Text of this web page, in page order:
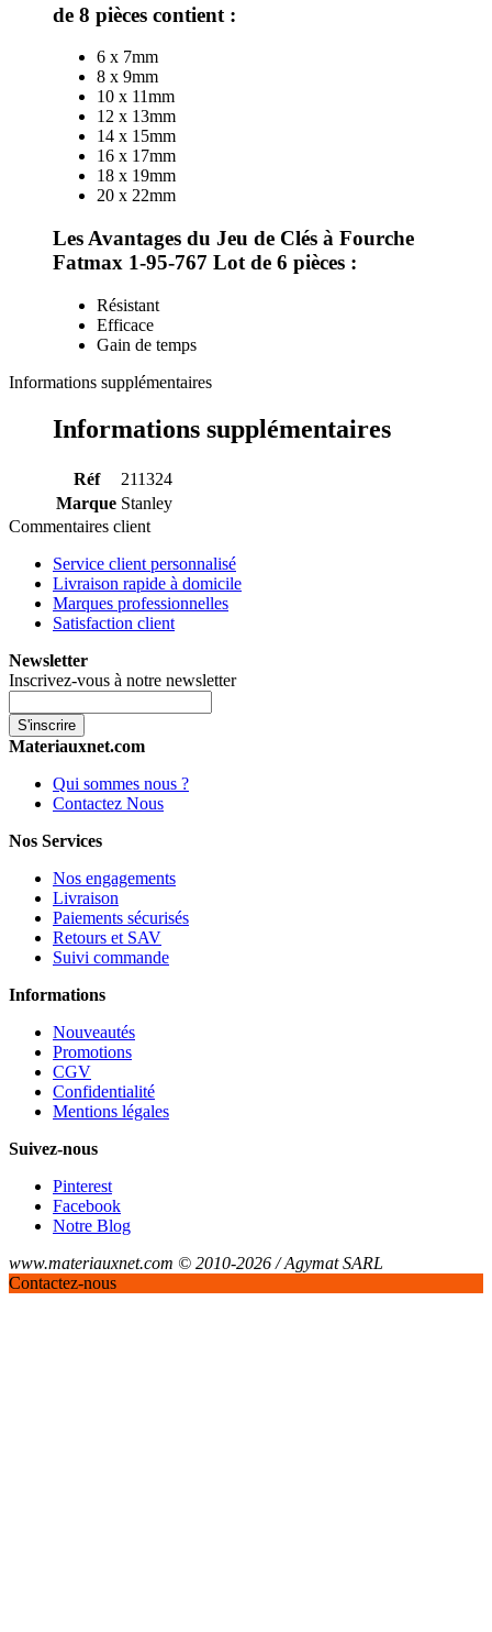
de 8 pièces contient :
6 x 7mm
8 x 9mm
10 x 11mm
12 x 13mm
14 x 15mm
16 x 17mm
18 x 19mm
20 x 22mm
Les Avantages du Jeu de Clés à Fourche
Fatmax 1-95-767 Lot de 6 pièces :
Résistant
Efficace
Gain de temps
Informations supplémentaires
Informations supplémentaires
Réf
211324
Marque Stanley
Commentaires client
Service client personnalisé
Livraison rapide à domicile
Marques professionnelles
Satisfaction client
Newsletter
Inscrivez-vous à notre newsletter
S'inscrire
Materiauxnet.com
Qui sommes nous ?
Contactez Nous
Nos Services
Nos engagements
Livraison
Paiements sécurisés
Retours et SAV
Suivi commande
Informations
Nouveautés
Promotions
CGV
Confidentialité
Mentions légales
Suivez-nous
Pinterest
Facebook
Notre Blog
www.materiauxnet.com © 2010-2026 / Agymat SARL
Contactez-nous